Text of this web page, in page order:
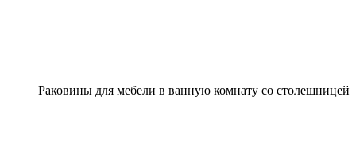
Раковины для мебели в ванную комнату со столешницей